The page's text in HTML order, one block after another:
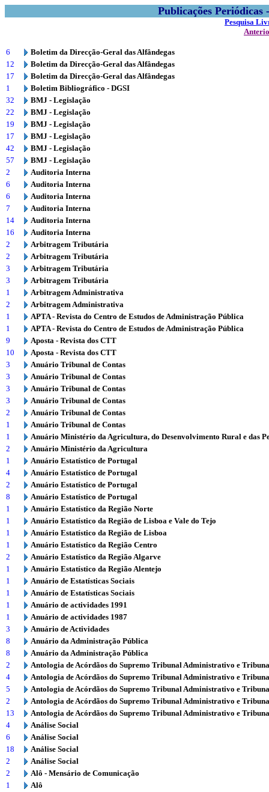
Publicações
Pesquisa
6
Boletim da Direcção-Geral das Alfândegas
12
Boletim da Direcção-Geral das Alfândegas
17
Boletim da Direcção-Geral das Alfândegas
1
Boletim Bibliográfico - DGSI
32
BMJ - Legislação
22
BMJ - Legislação
19
BMJ - Legislação
17
BMJ - Legislação
42
BMJ - Legislação
57
BMJ - Legislação
2
Auditoria Interna
6
Auditoria Interna
6
Auditoria Interna
7
Auditoria Interna
14
Auditoria Interna
16
Auditoria Interna
2
Arbitragem Tributária
2
Arbitragem Tributária
3
Arbitragem Tributária
3
Arbitragem Tributária
1
Arbitragem Administrativa
2
Arbitragem Administrativa
1
APTA - Revista do Centro de Estudos de Administração Pública
1
APTA - Revista do Centro de Estudos de Administração Pública
9
Aposta - Revista dos CTT
10
Aposta - Revista dos CTT
3
Anuário Tribunal de Contas
3
Anuário Tribunal de Contas
3
Anuário Tribunal de Contas
3
Anuário Tribunal de Contas
2
Anuário Tribunal de Contas
1
Anuário Tribunal de Contas
1
Anuário Ministério da Agricultura, do Desenvolvimento Rural e das
2
Anuário Ministério da Agricultura
1
Anuário Estatístico de Portugal
4
Anuário Estatístico de Portugal
2
Anuário Estatístico de Portugal
8
Anuário Estatístico de Portugal
1
Anuário Estatístico da Região Norte
1
Anuário Estatístico da Região de Lisboa e Vale do Tejo
1
Anuário Estatístico da Região de Lisboa
1
Anuário Estatístico da Região Centro
2
Anuário Estatístico da Região Algarve
1
Anuário Estatístico da Região Alentejo
1
Anuário de Estatísticas Sociais
1
Anuário de Estatísticas Sociais
1
Anuário de actividades 1991
1
Anuário de actividades 1987
3
Anuário de Actividades
8
Anuário da Administração Pública
8
Anuário da Administração Pública
2
Antologia de Acórdãos do Supremo Tribunal Administrativo e
4
Antologia de Acórdãos do Supremo Tribunal Administrativo e
5
Antologia de Acórdãos do Supremo Tribunal Administrativo e
2
Antologia de Acórdãos do Supremo Tribunal Administrativo e
13
Antologia de Acórdãos do Supremo Tribunal Administrativo e
4
Análise Social
6
Análise Social
18
Análise Social
2
Análise Social
2
Alô - Mensário de Comunicação
1
Alô